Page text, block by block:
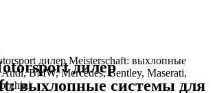
дилер Meisterschaft: выхлопные
BMW, Mercedes, Bentley, Maserati,
дилер
выхлопные системы для